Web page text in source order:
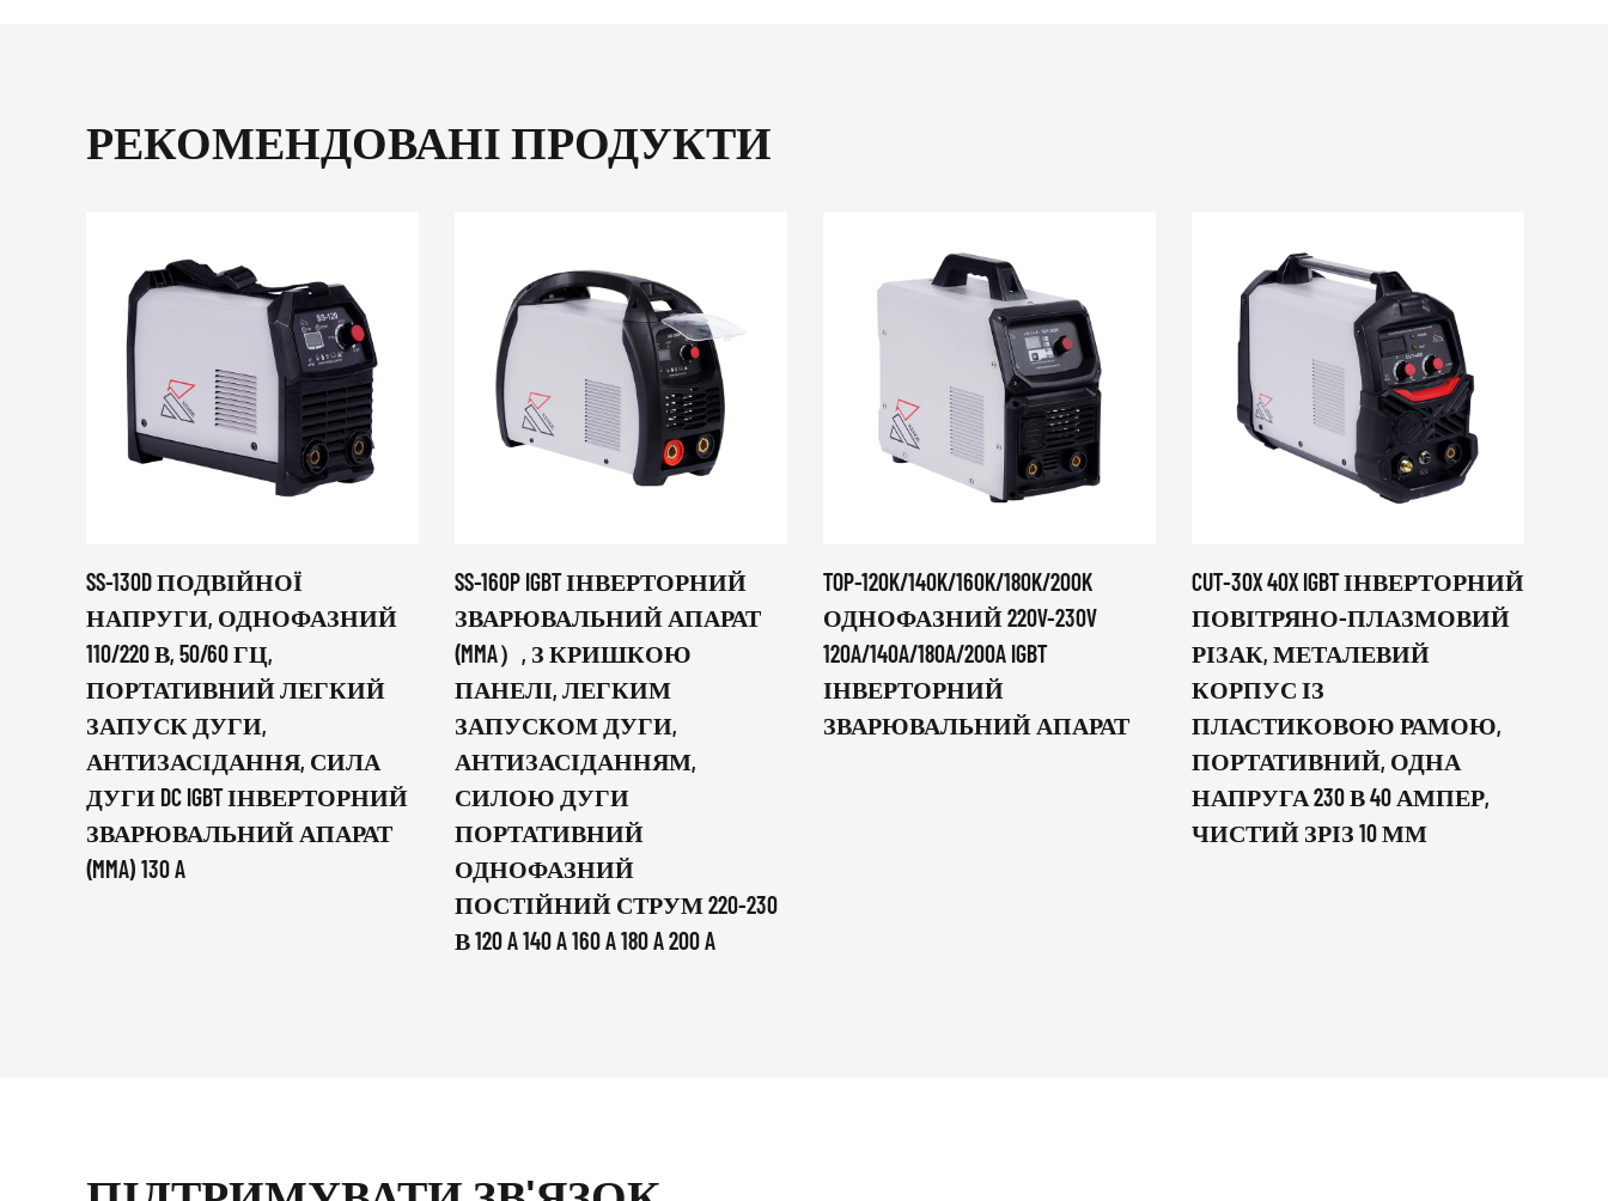
РЕКОМЕНДОВАНІ ПРОДУКТИ
SS-130D ПОДВІЙНОЇ
НАПРУГИ, ОДНОФАЗНИЙ
110/220 В, 50/60 ГЦ,
ПОРТАТИВНИЙ ЛЕГКИЙ
ЗАПУСК ДУГИ,
АНТИЗАСІДАННЯ, СИЛА
ДУГИ DC IGBT ІНВЕРТОРНИЙ
ЗВАРЮВАЛЬНИЙ АПАРАТ
(MMA) 130 A
SS-160P IGBT ІНВЕРТОРНИЙ
ЗВАРЮВАЛЬНИЙ АПАРАТ
(MMA）, З КРИШКОЮ
ПАНЕЛІ, ЛЕГКИМ
ЗАПУСКОМ ДУГИ,
АНТИЗАСІДАННЯМ,
СИЛОЮ ДУГИ
ПОРТАТИВНИЙ
ОДНОФАЗНИЙ
ПОСТІЙНИЙ СТРУМ 220-230
В 120 A 140 A 160 A 180 A 200 A
TOP-120K/140K/160K/180K/200K
ОДНОФАЗНИЙ 220V-230V
120A/140A/180A/200A IGBT
ІНВЕРТОРНИЙ
ЗВАРЮВАЛЬНИЙ АПАРАТ
CUT-30X 40X IGBT ІНВЕРТОРНИЙ
ПОВІТРЯНО-ПЛАЗМОВИЙ
РІЗАК, МЕТАЛЕВИЙ
КОРПУС ІЗ
ПЛАСТИКОВОЮ РАМОЮ,
ПОРТАТИВНИЙ, ОДНА
НАПРУГА 230 В 40 АМПЕР,
ЧИСТИЙ ЗРІЗ 10 ММ